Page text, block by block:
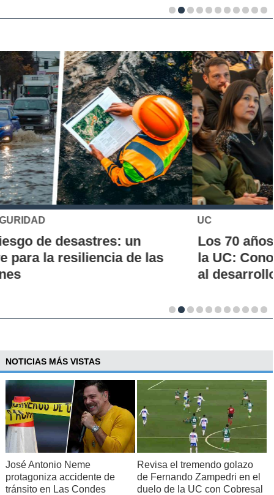
UC
Los 70 años de la Carrera de Química de
la UC: Conoce su historia, hitos y aporte
al desarrollo científico del país
NOTICIAS MÁS VISTAS
José Antonio Neme
protagoniza accidente de
tránsito en Las Condes
Revisa el tremendo golazo
de Fernando Zampedri en el
duelo de la UC con Cobresal